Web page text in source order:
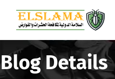
Blog Details